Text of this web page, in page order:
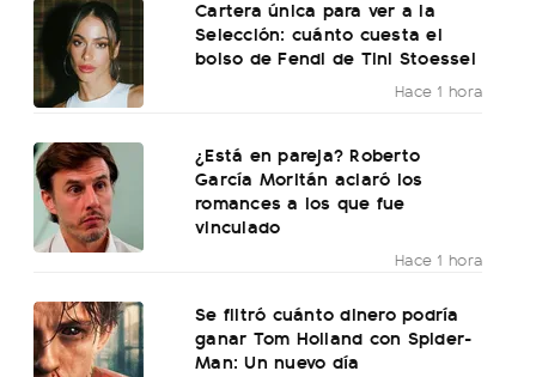
Cartera única para ver a la
Selección: cuánto cuesta el
bolso de Fendi de Tini Stoessel
Hace 1 hora
¿Está en pareja? Roberto
García Moritán aclaró los
romances a los que fue
vinculado
Hace 1 hora
Se filtró cuánto dinero podría
ganar Tom Holland con Spider-
Man: Un nuevo día